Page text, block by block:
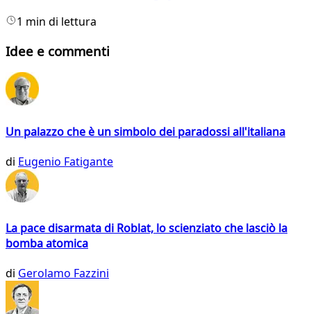
1 min di lettura
Idee e commenti
Un palazzo che è un simbolo dei paradossi all'italiana
di Eugenio Fatigante
La pace disarmata di Roblat, lo scienziato che lasciò la
bomba atomica
di Gerolamo Fazzini